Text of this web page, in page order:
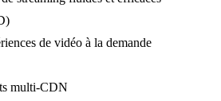
de vidéo à la demande
multi-CDN